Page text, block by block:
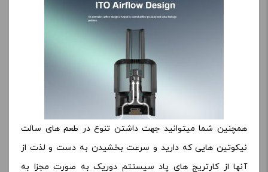
همچنین شما میتوانید جهت داشتن تنوع در طعم های سالت
نیکوتین هایی که دارید و سرعت بخشیدن به دست و لذت از
آنها از کارتریج های پاد سیستتم دوریک به صورت مجزا به